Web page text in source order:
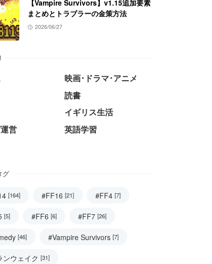
【Vampire Survivors】v1.15追加要素
まとめとトラブラーの金策方法
2026/06/27
映画･ドラマ･アニメ
読書
イギリス生活
営
英語学習
グ
[164] #FF16 [21] #FF4 [7]
[5] #FF6 [6] #FF7 [26]
[46] #Vampire Survivors [7]
ンウェイク [31]